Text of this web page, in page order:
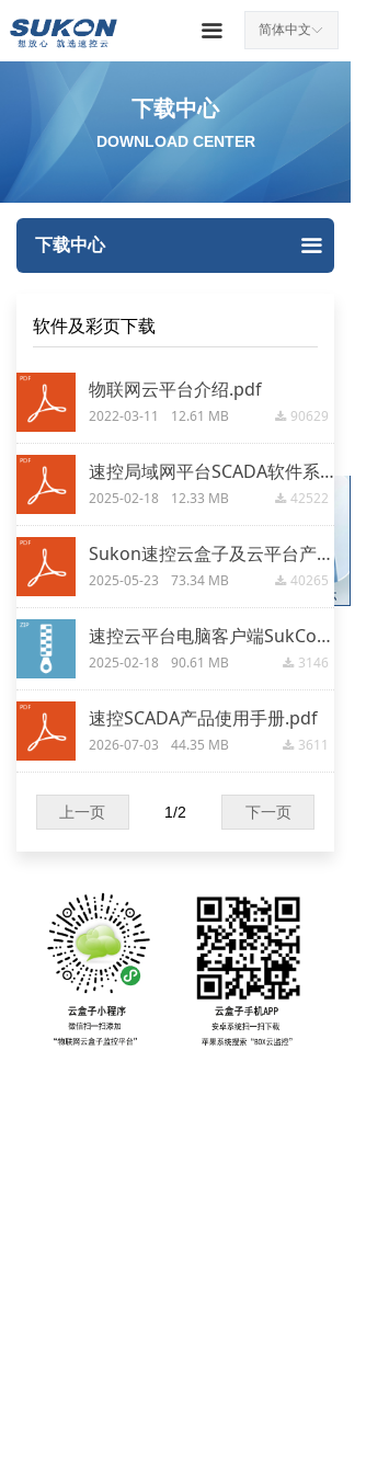
ꀅ
简体中文
끀
下载中心 끀
软件及彩页下载
物联网云平台介绍.pdf
끂 90629
2022-03-11 12.61 MB
速控局域网平台SCADA软件系统介绍.pdf
끂 42522
2025-02-18 12.33 MB
Sukon速控云盒子及云平台产品介绍2025.pdf
끂 40265
2025-05-23 73.34 MB
速控云平台电脑客户端SukConfig.zip
끂 3146
2025-02-18 90.61 MB
速控SCADA产品使用手册.pdf
끂 3611
2026-07-03 44.35 MB
上一页 下一页
1/2
下载中心
DOWNLOAD CENTER